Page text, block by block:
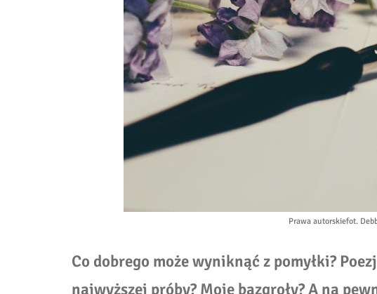
Prawa autorskiefot.
Co dobrego może wyniknąć z pomyłki?
najwyższej próby? Moje bazgroły? A na